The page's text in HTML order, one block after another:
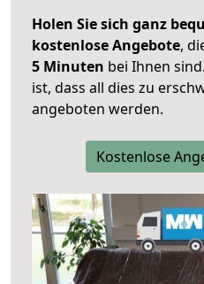
Holen Sie sich ganz
kostenlose Angebote,
5 Minuten bei Ihnen
ist, dass all dies zu
angeboten werden.
Kostenlose